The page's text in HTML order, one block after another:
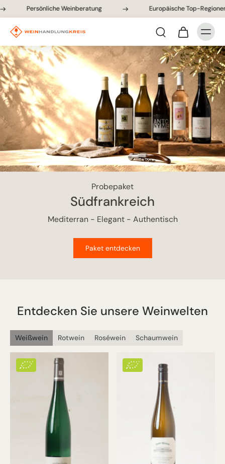
Persönliche Weinberatung Europäische Top-Regionen
Probepaket
Südfrankreich
Mediterran - Elegant - Authentisch
Paket entdecken
Entdecken Sie unsere Weinwelten
Weißwein Rotwein Roséwein Schaumwein